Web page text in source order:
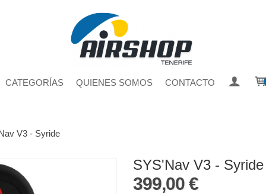
CATEGORÍAS QUIENES SOMOS CONTACTO
V3 - Syride
SYS'Nav V3 - Syride
399,00 €